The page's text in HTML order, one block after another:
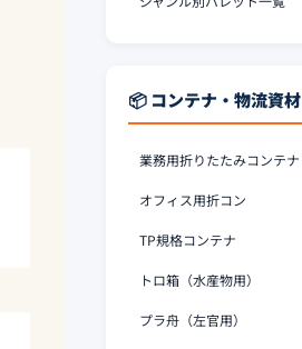
📦 コンテナ・物流資材
業務用折りたたみコンテナ
オフィス用折コン
TP規格コンテナ
トロ箱（水産物用）
プラ舟（左官用）